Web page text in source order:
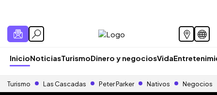
InicioNoticiasTurismoDinero y negociosVida
Turismo Las Cascadas Peter Parker Nativos Negocios